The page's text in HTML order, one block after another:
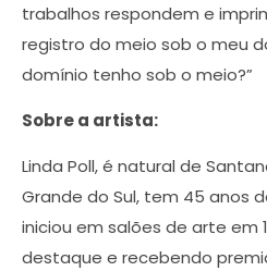
trabalhos respondem e
registro do meio sob o meu
domínio tenho sob o meio?”
Sobre a artista:
Linda Poll, é natural de
Grande do Sul, tem 45 anos
iniciou em salões de arte em
destaque e recebendo